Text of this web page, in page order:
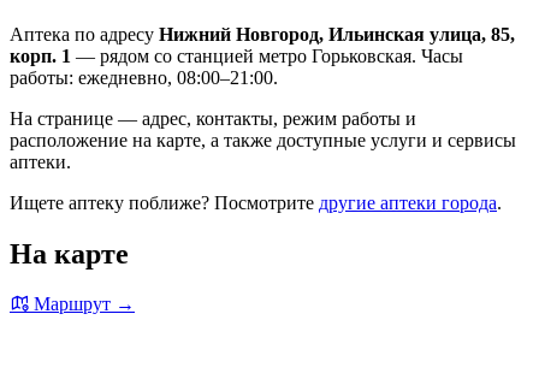
Аптека по адресу Нижний Новгород, Ильинская улица, 85,
корп. 1 — рядом со станцией метро Горьковская. Часы
работы: ежедневно, 08:00–21:00.
На странице — адрес, контакты, режим работы и
расположение на карте, а также доступные услуги и сервисы
аптеки.
Ищете аптеку поближе? Посмотрите другие аптеки города.
На карте
Маршрут →